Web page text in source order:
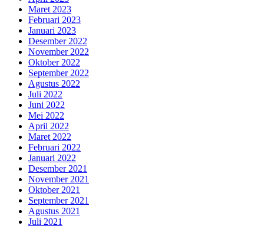
Maret 2023
Februari 2023
Januari 2023
Desember 2022
November 2022
Oktober 2022
September 2022
Agustus 2022
Juli 2022
Juni 2022
Mei 2022
April 2022
Maret 2022
Februari 2022
Januari 2022
Desember 2021
November 2021
Oktober 2021
September 2021
Agustus 2021
Juli 2021